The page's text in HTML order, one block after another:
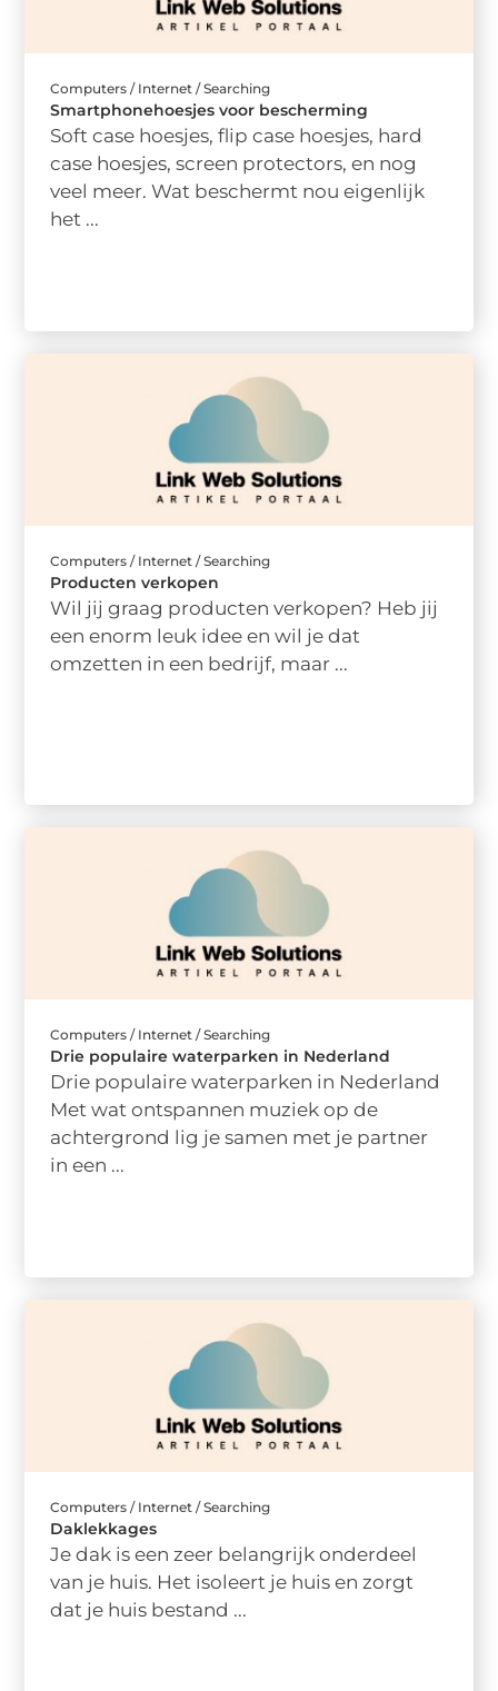
Computers / Internet / Searching
Smartphonehoesjes voor bescherming
Soft case hoesjes, flip case hoesjes, hard
case hoesjes, screen protectors, en nog
veel meer. Wat beschermt nou eigenlijk
het ...
Computers / Internet / Searching
Producten verkopen
Wil jij graag producten verkopen? Heb jij
een enorm leuk idee en wil je dat
omzetten in een bedrijf, maar ...
Computers / Internet / Searching
Drie populaire waterparken in Nederland
Drie populaire waterparken in Nederland
Met wat ontspannen muziek op de
achtergrond lig je samen met je partner
in een ...
Computers / Internet / Searching
Daklekkages
Je dak is een zeer belangrijk onderdeel
van je huis. Het isoleert je huis en zorgt
dat je huis bestand ...